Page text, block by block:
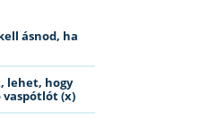
ásnod, ha
lehet, hogy
vaspótlót (x)